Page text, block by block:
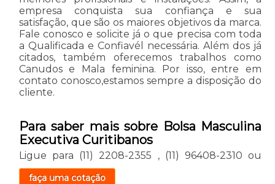
empresa conquista sua confiança e sua
satisfação, que são os maiores objetivos da marca.
Fale conosco e solicite já o que precisa com toda
a Qualificada e Confiavél necessária. Além dos já
citados, também oferecemos trabalhos como
Canudos e Mala feminina. Por isso, entre em
contato conosco,estamos sempre a disposição do
cliente.
Para saber mais sobre Bolsa Masculina
Executiva Curitibanos
Ligue para (11) 2208-2355 , (11) 96408-2310 ou
faça uma cotação